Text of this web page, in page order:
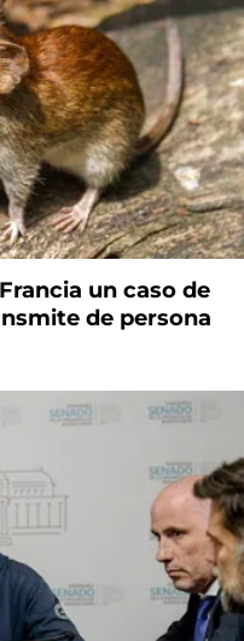
un caso de
de persona